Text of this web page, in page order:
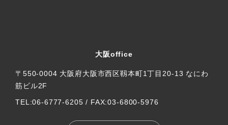
大阪office
〒550-0004 大阪府大阪市西区靱本町1丁目20-13 なにわ
筋ビル2F
TEL:06-6777-6205 / FAX:03-6800-5976